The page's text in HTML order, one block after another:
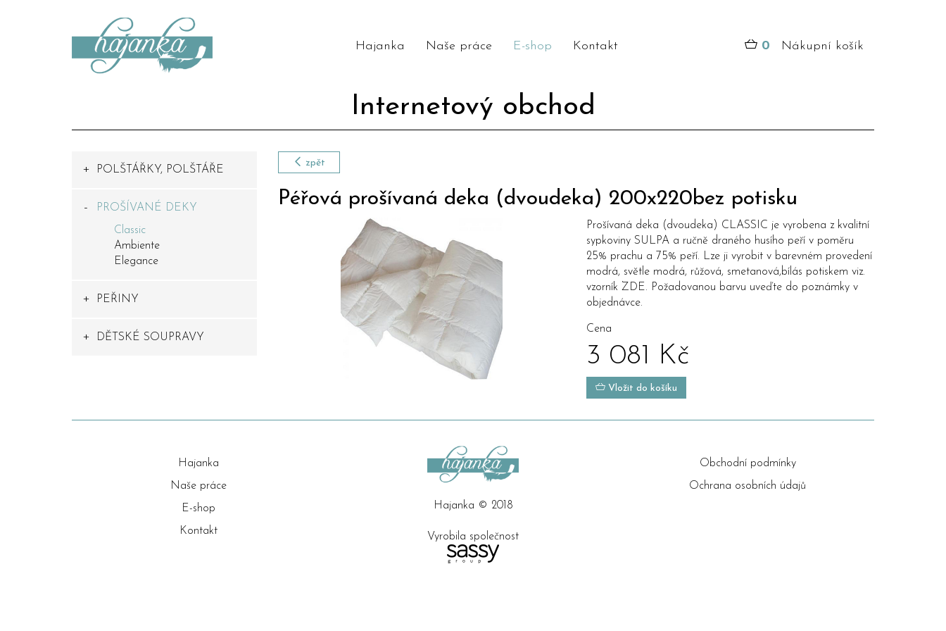
Hajanka Naše práce E-shop Kontakt 0 Nákupní košík
Internetový obchod
POLŠTÁŘKY, POLŠTÁŘE
PROŠÍVANÉ DEKY
Classic
Ambiente
Elegance
PEŘINY
DĚTSKÉ SOUPRAVY
zpět
Péřová prošívaná deka (dvoudeka) 200x220bez potisku
Prošívaná deka (dvoudeka) CLASSIC je vyrobena z kvalitní
sypkoviny SULPA a ručně draného husího peří v poměru
25% prachu a 75% peří. Lze ji vyrobit v barevném provedení
modrá, světle modrá, růžová, smetanová,bílás potiskem viz.
vzorníkZDE. Požadovanou barvu uveďte do poznámky v
objednávce.
Cena
3 081 Kč
Vložit do košíku
Hajanka
Naše práce
E-shop
Kontakt
Hajanka © 2018
Vyrobila společnost
Obchodní podmínky
Ochrana osobních údajů